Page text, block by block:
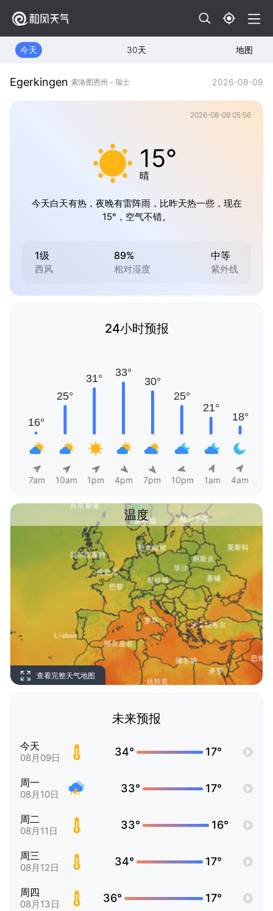
今天 30天 地图
Egerkingen 索洛图恩州 - 瑞士 2026-08-09
2026-08-09 05:56
15°
晴
今天白天有热，夜晚有雷阵雨，比昨天热一些，现在
15°，空气不错。
1级
西风
89%
相对湿度
中等
紫外线
24小时预报
7am 10am 1pm 4pm 7pm 10pm 1am 4am
温度
查看完整天气地图
未来预报
今天
08月09日 34° 17°
周一
08月10日 33° 17°
周二
08月11日 33° 16°
周三
08月12日 34° 17°
周四
08月13日 36° 17°